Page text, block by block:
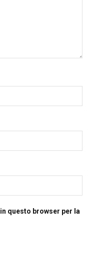
questo browser per la